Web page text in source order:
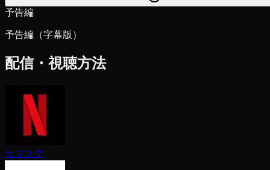
予告編
予告編（字幕版）
配信・視聴方法
サブスク